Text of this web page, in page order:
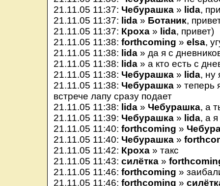
21.11.05 11:37: Чебурашка » lida,
21.11.05 11:37: lida » Ботаник,
21.11.05 11:37: Кроха » lida, привет)
21.11.05 11:38: forthcoming » elsa,
21.11.05 11:38: lida » да я с
21.11.05 11:38: lida » а кто есть с
21.11.05 11:38: Чебурашка » lida, ну
21.11.05 11:38: Чебурашка » теперь
встрече лапу сразу подает
21.11.05 11:38: lida » Чебурашка, а
21.11.05 11:39: Чебурашка » lida, а
21.11.05 11:40: forthcoming »
21.11.05 11:40: Чебурашка »
21.11.05 11:42: Кроха » такс
21.11.05 11:43: силётка »
21.11.05 11:46: forthcoming »
21.11.05 11:46: forthcoming »